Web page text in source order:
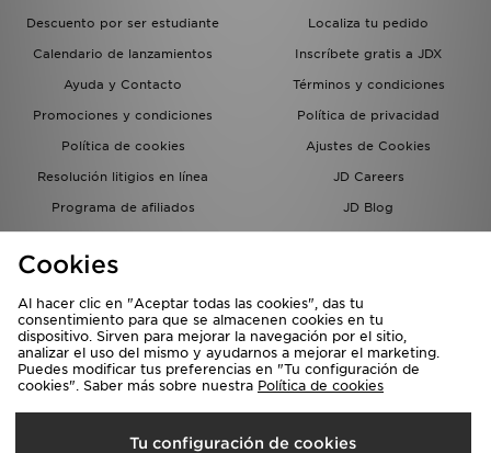
Descuento por ser estudiante
Localiza tu pedido
Calendario de lanzamientos
Inscríbete gratis a JDX
Ayuda y Contacto
Términos y condiciones
Promociones y condiciones
Política de privacidad
Política de cookies
Ajustes de Cookies
Resolución litigios en línea
JD Careers
Programa de afiliados
JD Blog
del grupo JD - Whistleblowing
Selecciona País
España
Cookies
Al hacer clic en "Aceptar todas las cookies", das tu
consentimiento para que se almacenen cookies en tu
dispositivo. Sirven para mejorar la navegación por el sitio,
analizar el uso del mismo y ayudarnos a mejorar el marketing.
Puedes modificar tus preferencias en "Tu configuración de
cookies". Saber más sobre nuestra Política de cookies
Tu configuración de cookies